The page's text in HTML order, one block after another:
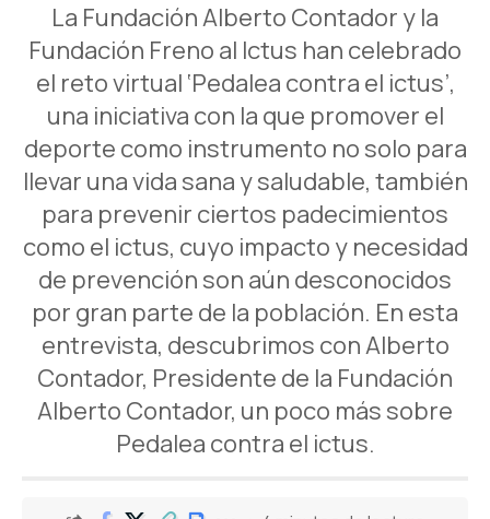
La Fundación Alberto Contador y la
Fundación Freno al Ictus han celebrado
el reto virtual ‘Pedalea contra el ictus’,
una iniciativa con la que promover el
deporte como instrumento no solo para
llevar una vida sana y saludable, también
para prevenir ciertos padecimientos
como el ictus, cuyo impacto y necesidad
de prevención son aún desconocidos
por gran parte de la población. En esta
entrevista, descubrimos con Alberto
Contador, Presidente de la Fundación
Alberto Contador, un poco más sobre
Pedalea contra el ictus.